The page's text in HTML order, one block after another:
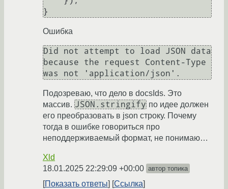
Ошибка
Did not attempt to load JSON data
because the request Content-Type
Подозреваю, что дело в docsIds. Это
массив. JSON.stringify по идее должен
его преобразовать в json строку. Почему
тогда в ошибке говориться про
неподдерживаемый формат, не понимаю…
Xld
18.01.2025 22:29:09 +00:00 автор топика
Показать ответы Ссылка